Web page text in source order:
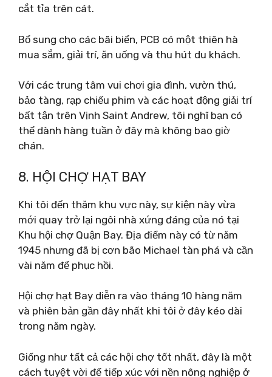
cắt tỉa trên cát.
Bổ sung cho các bãi biển, PCB có một thiên hà
mua sắm, giải trí, ăn uống và thu hút du khách.
Với các trung tâm vui chơi gia đình, vườn thú,
bảo tàng, rạp chiếu phim và các hoạt động giải trí
bất tận trên Vịnh Saint Andrew, tôi nghĩ bạn có
thể dành hàng tuần ở đây mà không bao giờ
chán.
8. HỘI CHỢ HẠT BAY
Khi tôi đến thăm khu vực này, sự kiện này vừa
mới quay trở lại ngôi nhà xứng đáng của nó tại
Khu hội chợ Quận Bay. Địa điểm này có từ năm
1945 nhưng đã bị cơn bão Michael tàn phá và cần
vài năm để phục hồi.
Hội chợ hạt Bay diễn ra vào tháng 10 hàng năm
và phiên bản gần đây nhất khi tôi ở đây kéo dài
trong năm ngày.
Giống như tất cả các hội chợ tốt nhất, đây là một
cách tuyệt vời để tiếp xúc với nền nông nghiệp ở